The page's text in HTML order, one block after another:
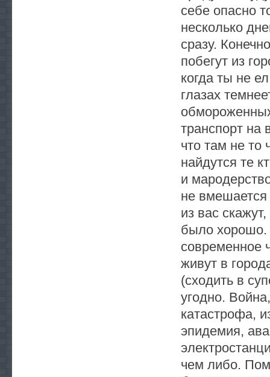
себе опасно
несколько
сразу.
побегут из
когда ты не
глазах
транспорт на
что там не то
найдутся те
и
не вмешается
из вас
было хорошо.
современное
живут в
(сходить в
угодно.
катастрофа,
эпидемия,
чем либо.